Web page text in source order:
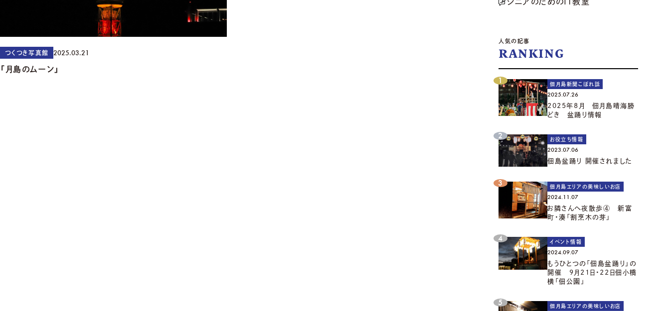
つくつき写真館 2025.03.21
「月島のムーン」
人気の記事
RANKING
佃月島新聞こぼれ話
2025.07.26
2025年8月 佃月島晴海勝
どき 盆踊り情報
お役立ち情報
2023.07.06
佃島盆踊り 開催されました
佃月島エリアの美味しいお店
2024.11.07
お隣さんへ夜散歩④ 新富
町・湊「割烹木の芽」
イベント情報
2024.09.07
もうひとつの「佃島盆踊り」の
開催 9月21日・22日佃小橋
横「佃公園」
佃月島エリアの美味しいお店